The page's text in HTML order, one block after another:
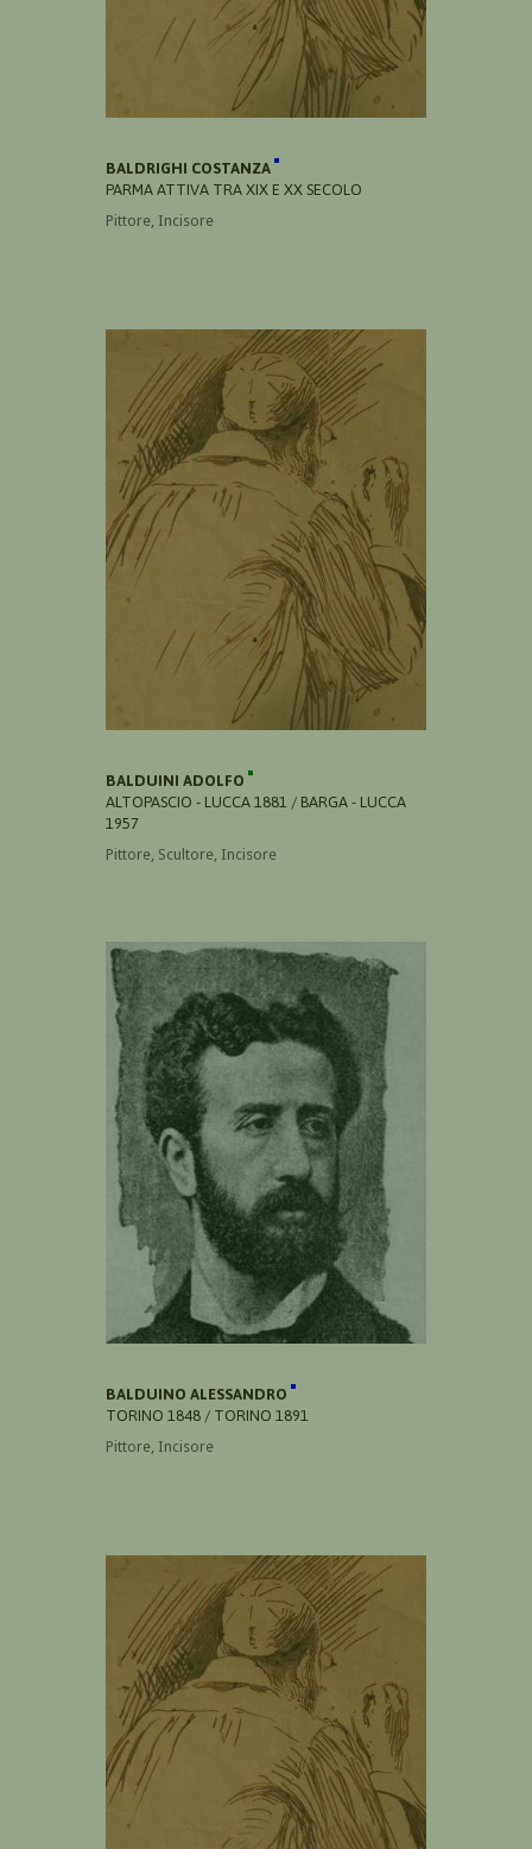
BALDRIGHI COSTANZA
PARMA ATTIVA TRA XIX E XX SECOLO
Pittore, Incisore
BALDUINI ADOLFO
ALTOPASCIO - LUCCA 1881 / BARGA - LUCCA
1957
Pittore, Scultore, Incisore
BALDUINO ALESSANDRO
TORINO 1848 / TORINO 1891
Pittore, Incisore